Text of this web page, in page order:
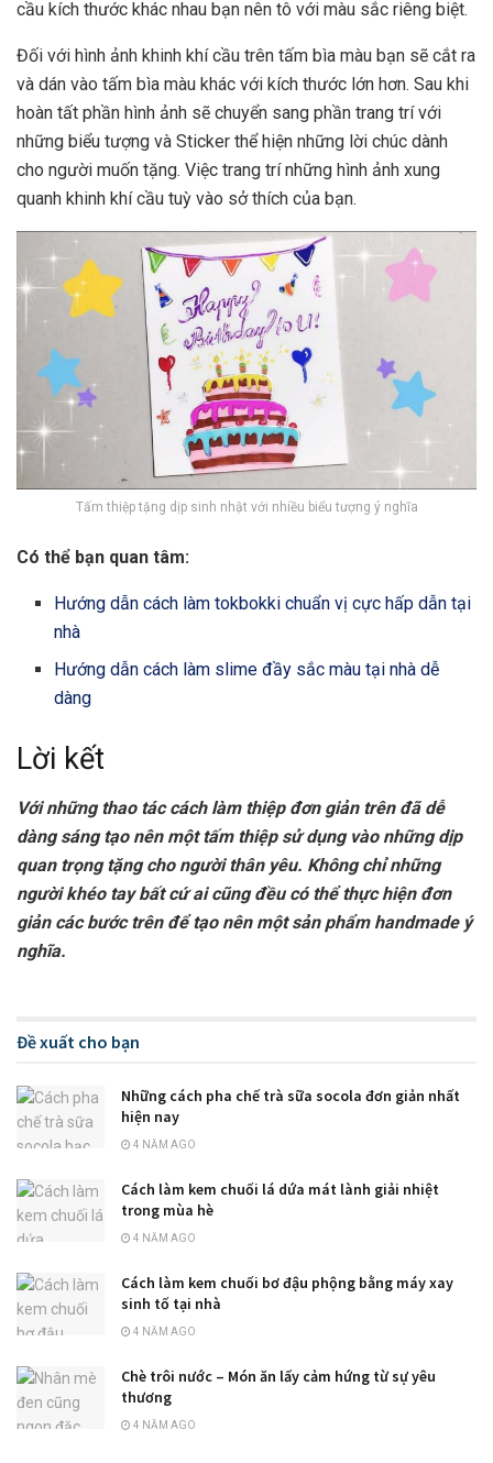
cầu kích thước khác nhau bạn nên tô với màu sắc riêng biệt.
Đối với hình ảnh khinh khí cầu trên tấm bìa màu bạn sẽ cắt ra
và dán vào tấm bìa màu khác với kích thước lớn hơn. Sau khi
hoàn tất phần hình ảnh sẽ chuyển sang phần trang trí với
những biểu tượng và Sticker thể hiện những lời chúc dành
cho người muốn tặng. Việc trang trí những hình ảnh xung
quanh khinh khí cầu tuỳ vào sở thích của bạn.
Tấm thiệp tặng dịp sinh nhật với nhiều biểu tượng ý nghĩa
Có thể bạn quan tâm:
Hướng dẫn cách làm tokbokki chuẩn vị cực hấp dẫn tại
nhà
Hướng dẫn cách làm slime đầy sắc màu tại nhà dễ
dàng
Lời kết
Với những thao tác cách làm thiệp đơn giản trên đã dễ
dàng sáng tạo nên một tấm thiệp sử dụng vào những dịp
quan trọng tặng cho người thân yêu. Không chỉ những
người khéo tay bất cứ ai cũng đều có thể thực hiện đơn
giản các bước trên để tạo nên một sản phẩm handmade ý
nghĩa.
Đề xuất cho bạn
Những cách pha chế trà sữa socola đơn giản nhất
hiện nay
4 NĂM AGO
Cách làm kem chuối lá dứa mát lành giải nhiệt
trong mùa hè
4 NĂM AGO
Cách làm kem chuối bơ đậu phộng bằng máy xay
sinh tố tại nhà
4 NĂM AGO
Chè trôi nước – Món ăn lấy cảm hứng từ sự yêu
thương
4 NĂM AGO